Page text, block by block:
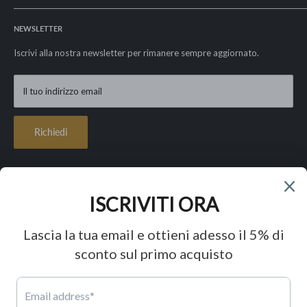
Spedizioni e resi
Privacy Policy
Cookie Policy
La nostra storia
I nostri valori
Le nostre garanzie
Lavora con noi
FAQ - Paga in 3 rate con Klarna
NEWSLETTER
Iscrivi alla nostra newsletter per rimanere sempre aggiornato.
Il tuo indirizzo email
Richiedi
Accettiamo